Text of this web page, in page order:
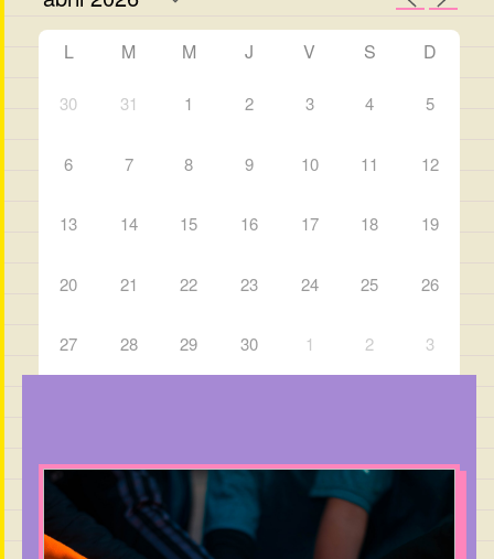
L M M J V S D
30 31 1 2 3 4 5
6 7 8 9 10 11 12
13 14 15 16 17 18 19
20 21 22 23 24 25 26
27 28 29 30 1 2 3